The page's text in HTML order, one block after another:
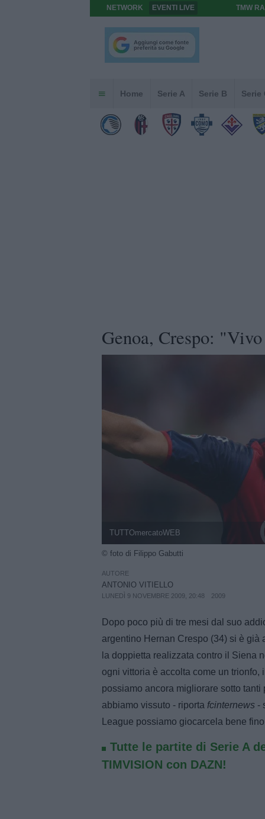
NETWORK EVENTI LIVE TMW
Home Serie A Serie B Serie
Genoa, Crespo:
TUTTOmercatoWEB
© foto di Filippo Gabutti
AUTORE
ANTONIO VITIELLO
LUNEDÌ 9 NOVEMBRE 2009, 20:48 2009
Dopo poco più di tre mesi dal suo
argentino Hernan Crespo (34) si è
la doppietta realizzata contro il Siena
ogni vittoria è accolta come un
possiamo ancora migliorare sotto
abbiamo vissuto - riporta fcinternews -
League possiamo giocarcela bene
Tutte le partite di Serie A
TIMVISION con DAZN!